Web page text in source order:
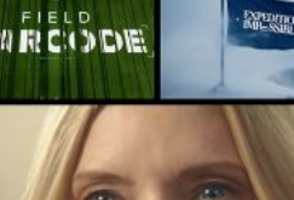
DIGITALE
EDITORIA